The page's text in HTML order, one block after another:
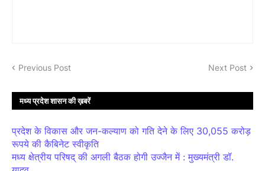
Previous Post Next Post
मध्य प्रदेश शासन की ख़बरें
प्रदेश के विकास और जन-कल्याण को गति देने के लिए 30,055 करोड़
रूपये की कैबिनेट स्वीकृति
मध्य क्षेत्रीय परिषद् की अगली बैठक होगी उज्जैन में : मुख्यमंत्री डॉ.